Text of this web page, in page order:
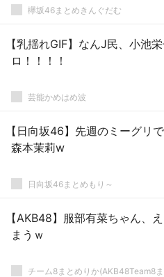
欅坂46まとめきんぐだむ
【乳揺れGIF】なんJ民、小池
ロ！！！！
芸能かめはめ波
【日向坂46】先週のミーグリ
森本茉莉w
日向坂46まとめもり～
【AKB48】服部有菜ちゃん、
まうｗ
チーム8まとめりか(AKB48Team8